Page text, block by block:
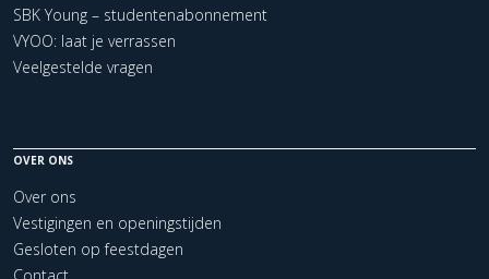
SBK Young – studentenabonnement
VYOO: laat je verrassen
Veelgestelde vragen
OVER ONS
Over ons
Vestigingen en openingstijden
Gesloten op feestdagen
Contact